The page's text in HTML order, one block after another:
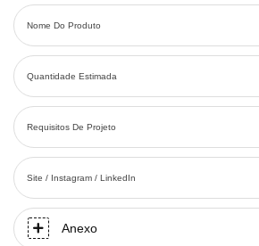
Nome Do Produto
Quantidade Estimada
Requisitos De Projeto
Site / Instagram / LinkedIn
Anexo